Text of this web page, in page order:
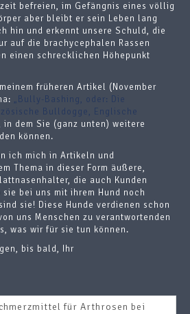
befreien, im Gefängnis eines völlig
aber bleibt er sein Leben lang
hin und erkennt unsere Schuld, die
auf die brachycephalen Rassen
einen schrecklichen Höhepunkt
früheren Artikel (November
„Bully-Bashing, oder: Die
Bulldogge, Englische
in dem Sie (ganz unten) weitere
können.
ich mich in Artikeln und
Thema in dieser Form äußere,
die auch Kunden
bei uns mit ihrem Hund noch
sie! Diese Hunde verdienen schon
uns Menschen zu verantwortenden
was wir für sie tun können.
bis bald, Ihr
für Arthrosen bei